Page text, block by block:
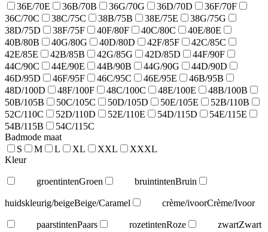
36E/70E
36B/70B 36G/70G 36D/70D
36F/70F
36C/70C
38C/75C 38B/75B 38E/75E
38G/75G
38D/75D
38F/75F 40F/80F 40C/80C
40E/80E
40B/80B
40G/80G 40D/80D 42F/85F
42C/85C
42E/85E
42B/85B 42G/85G 42D/85D
44F/90F
44C/90C
44E/90E 44B/90B 44G/90G
44D/90D
46D/95D
46F/95F 46C/95C 46E/95E
46B/95B
48D/100D
48F/100F 48C/100C 48E/100E
48B/100B
50B/105B
50C/105C 50D/105D 50E/105E
52B/110B
52C/110C
52D/110D 52E/110E 54D/115D
54E/115E
54B/115B
54C/115C
Badmode maat
S
M L XL XXL
XXXL
Kleur
groentintenGroen bruintintenBruin
huidskleurig/beigeBeige/Caramel crème/ivoorCrème/Ivoor
paarstintenPaars rozetintenRoze zwartZwart